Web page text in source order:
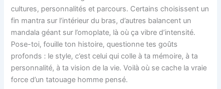
cultures, personnalités et parcours. Certains choisissent un
fin mantra sur l’intérieur du bras, d’autres balancent un
mandala géant sur l’omoplate, là où ça vibre d’intensité.
Pose-toi, fouille ton histoire, questionne tes goûts
profonds : le style, c’est celui qui colle à ta mémoire, à ta
personnalité, à ta vision de la vie. Voilà où se cache la vraie
force d’un tatouage homme pensé.